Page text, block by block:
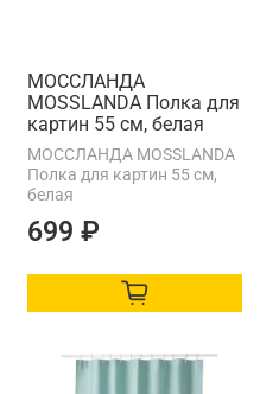
МОССЛАНДА
MOSSLANDA Полка для
картин 55 см, белая
МОССЛАНДА MOSSLANDA
Полка для картин 55 см,
белая
699 ₽